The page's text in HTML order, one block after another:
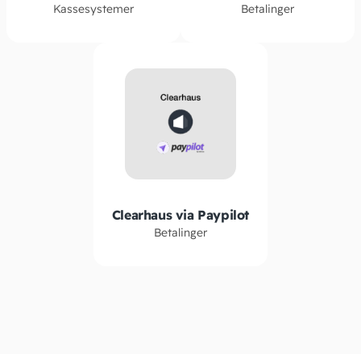
Kassesystemer Betalinger
Clearhaus via Paypilot
Betalinger